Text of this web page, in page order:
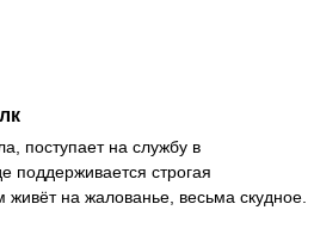
поступает на службу в
поддерживается строгая
на жалованье, весьма скудное.